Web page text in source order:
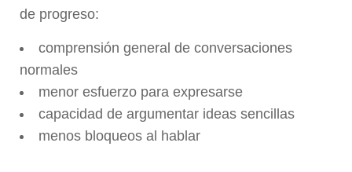
de progreso:
comprensión general de conversaciones
normales
menor esfuerzo para expresarse
capacidad de argumentar ideas sencillas
menos bloqueos al hablar